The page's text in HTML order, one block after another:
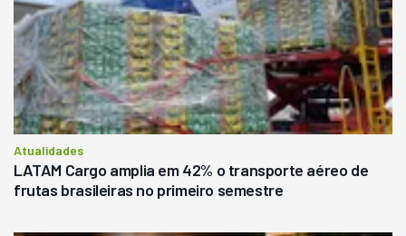
Atualidades
LATAM Cargo amplia em 42% o transporte aéreo de
frutas brasileiras no primeiro semestre